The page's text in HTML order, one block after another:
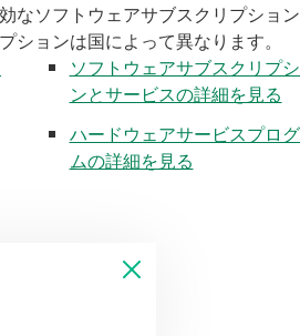
なソフトウェアサブスクリプショ
ションは国によって異なります。
ソフトウェアサブスクリプ
ンとサービスの詳細を見る
ハードウェアサービスプロ
ムの詳細を見る